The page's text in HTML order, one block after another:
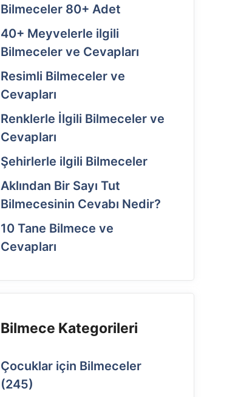
Bilmeceler 80+ Adet
40+ Meyvelerle ilgili
Bilmeceler ve Cevapları
Resimli Bilmeceler ve
Cevapları
Renklerle İlgili Bilmeceler ve
Cevapları
Şehirlerle ilgili Bilmeceler
Aklından Bir Sayı Tut
Bilmecesinin Cevabı Nedir?
10 Tane Bilmece ve
Cevapları
Bilmece Kategorileri
Çocuklar için Bilmeceler
(245)